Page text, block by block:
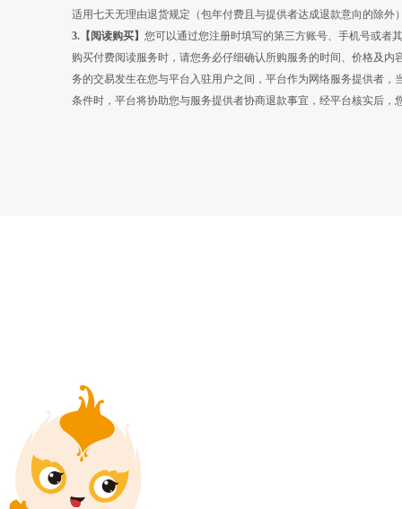
适用七天无理由退货规定（包年付费且与提供者达成退款意向的除外
3.【阅读购买】 您可以通过您注册时填写的第三方账号、手机号或者
购买付费阅读服务时，请您务必仔细确认所购服务的时间、价格及
务的交易发生在您与平台入驻用户之间，平台作为网络服务提供者
条件时，平台将协助您与服务提供者协商退款事宜，经平台核实后，